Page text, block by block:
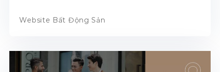
Website Bất Động Sản